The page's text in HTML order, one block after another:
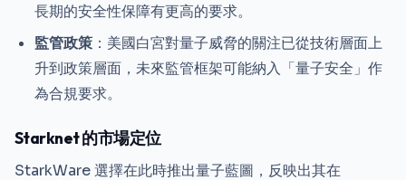
長期的安全性保障有更高的要求。
監管政策 ：美國白宮對量子威脅的關注已從技術層面上
升到政策層面，未來監管框架可能納入「量子安全」作
為合規要求。
Starknet 的市場定位
StarkWare 選擇在此時推出量子藍圖，反映出其在